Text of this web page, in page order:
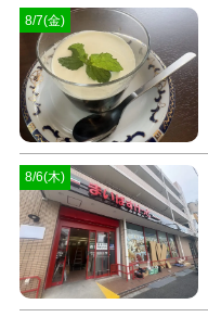
8/7(金)
8/6(木)